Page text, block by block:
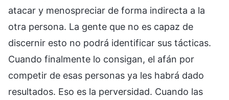
atacar y menospreciar de forma indirecta a la
otra persona. La gente que no es capaz de
discernir esto no podrá identificar sus tácticas.
Cuando finalmente lo consigan, el afán por
competir de esas personas ya les habrá dado
resultados. Eso es la perversidad. Cuando las